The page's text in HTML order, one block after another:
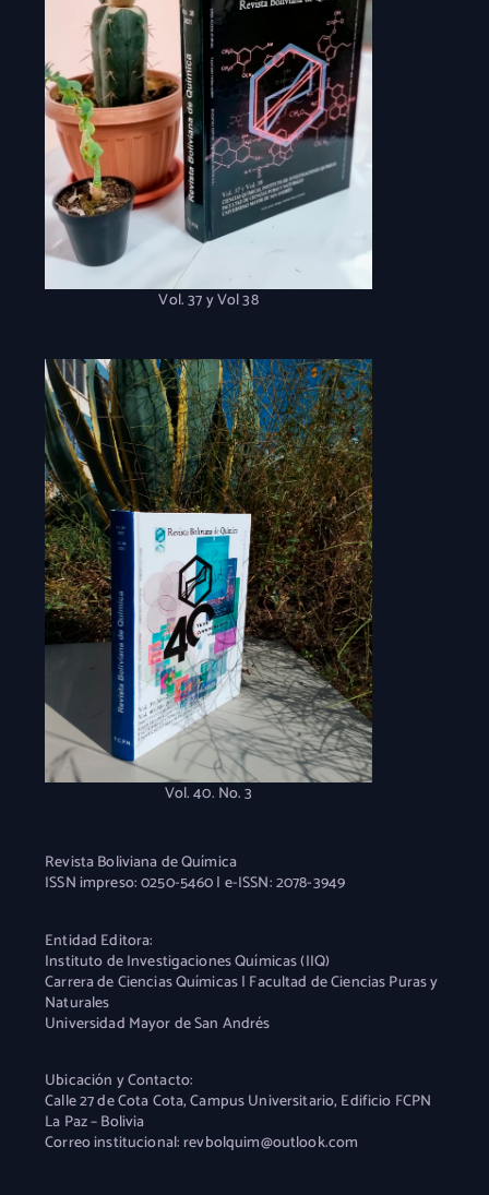
Vol. 37 y Vol 38
Vol. 40. No. 3
Revista Boliviana de Química
ISSN impreso: 0250-5460 | e-ISSN: 2078-3949
Entidad Editora:
Instituto de Investigaciones Químicas (IIQ)
Carrera de Ciencias Químicas | Facultad de Ciencias Puras y
Naturales
Universidad Mayor de San Andrés
Ubicación y Contacto:
Calle 27 de Cota Cota, Campus Universitario, Edificio FCPN
La Paz – Bolivia
Correo institucional: revbolquim@outlook.com